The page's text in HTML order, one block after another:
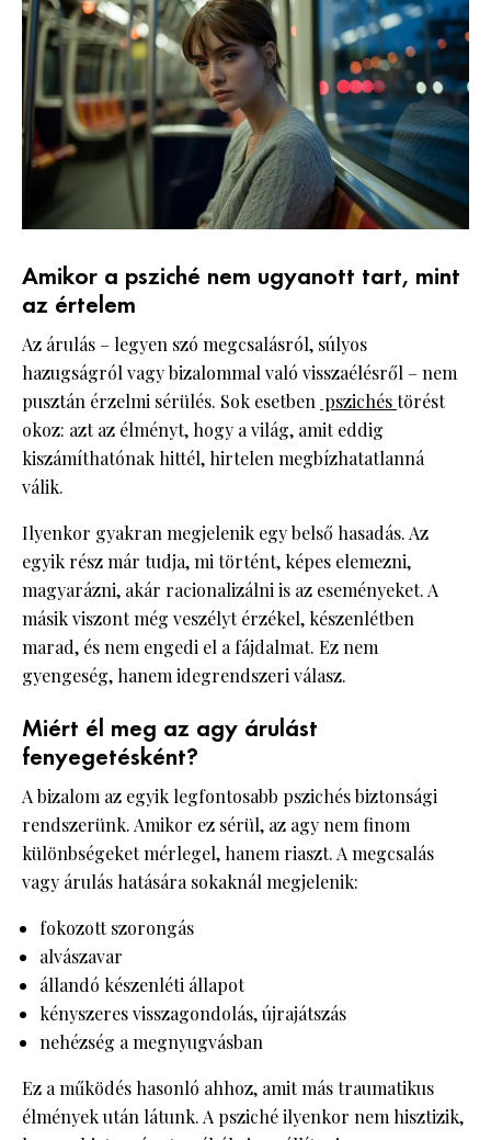
Amikor a psziché nem ugyanott tart, mint
az értelem
Az árulás – legyen szó megcsalásról, súlyos
hazugságról vagy bizalommal való visszaélésről – nem
pusztán érzelmi sérülés. Sok esetben pszichéstörést
okoz: azt az élményt, hogy a világ, amit eddig
kiszámíthatónak hittél, hirtelen megbízhatatlanná
válik.
Ilyenkor gyakran megjelenik egy belső hasadás. Az
egyik rész már tudja, mi történt, képes elemezni,
magyarázni, akár racionalizálni is az eseményeket. A
másik viszont még veszélyt érzékel, készenlétben
marad, és nem engedi el a fájdalmat. Ez nem
gyengeség, hanem idegrendszeri válasz.
Miért él meg az agy árulást
fenyegetésként?
A bizalom az egyik legfontosabb pszichés biztonsági
rendszerünk. Amikor ez sérül, az agy nem finom
különbségeket mérlegel, hanem riaszt. A megcsalás
vagy árulás hatására sokaknál megjelenik:
fokozott szorongás
alvászavar
állandó készenléti állapot
kényszeres visszagondolás, újrajátszás
nehézség a megnyugvásban
Ez a működés hasonló ahhoz, amit más traumatikus
élmények után látunk. A psziché ilyenkor nem hisztizik,